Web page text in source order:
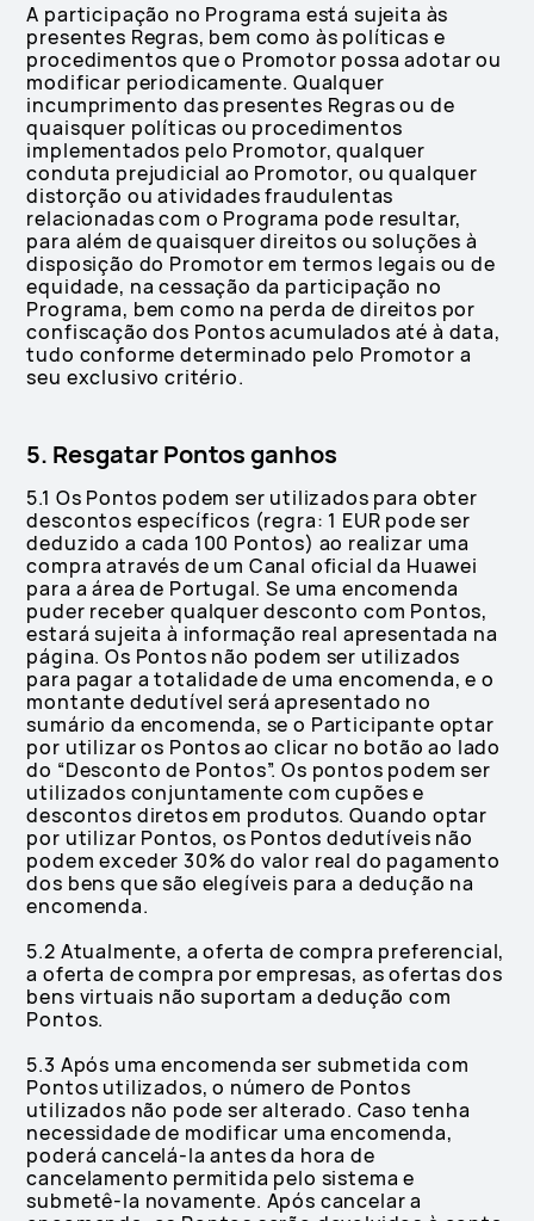
A participação no Programa está sujeita às
presentes Regras, bem como às políticas e
procedimentos que o Promotor possa adotar ou
modificar periodicamente. Qualquer
incumprimento das presentes Regras ou de
quaisquer políticas ou procedimentos
implementados pelo Promotor, qualquer
conduta prejudicial ao Promotor, ou qualquer
distorção ou atividades fraudulentas
relacionadas com o Programa pode resultar,
para além de quaisquer direitos ou soluções à
disposição do Promotor em termos legais ou de
equidade, na cessação da participação no
Programa, bem como na perda de direitos por
confiscação dos Pontos acumulados até à data,
tudo conforme determinado pelo Promotor a
seu exclusivo critério.
5. Resgatar Pontos ganhos
5.1 Os Pontos podem ser utilizados para obter
descontos específicos (regra: 1 EUR pode ser
deduzido a cada 100 Pontos) ao realizar uma
compra através de um Canal oficial da Huawei
para a área de Portugal. Se uma encomenda
puder receber qualquer desconto com Pontos,
estará sujeita à informação real apresentada na
página. Os Pontos não podem ser utilizados
para pagar a totalidade de uma encomenda, e o
montante dedutível será apresentado no
sumário da encomenda, se o Participante optar
por utilizar os Pontos ao clicar no botão ao lado
do “Desconto de Pontos”. Os pontos podem ser
utilizados conjuntamente com cupões e
descontos diretos em produtos. Quando optar
por utilizar Pontos, os Pontos dedutíveis não
podem exceder 30% do valor real do pagamento
dos bens que são elegíveis para a dedução na
encomenda.
5.2 Atualmente, a oferta de compra preferencial,
a oferta de compra por empresas, as ofertas dos
bens virtuais não suportam a dedução com
Pontos.
5.3 Após uma encomenda ser submetida com
Pontos utilizados, o número de Pontos
utilizados não pode ser alterado. Caso tenha
necessidade de modificar uma encomenda,
poderá cancelá-la antes da hora de
cancelamento permitida pelo sistema e
submetê-la novamente. Após cancelar a